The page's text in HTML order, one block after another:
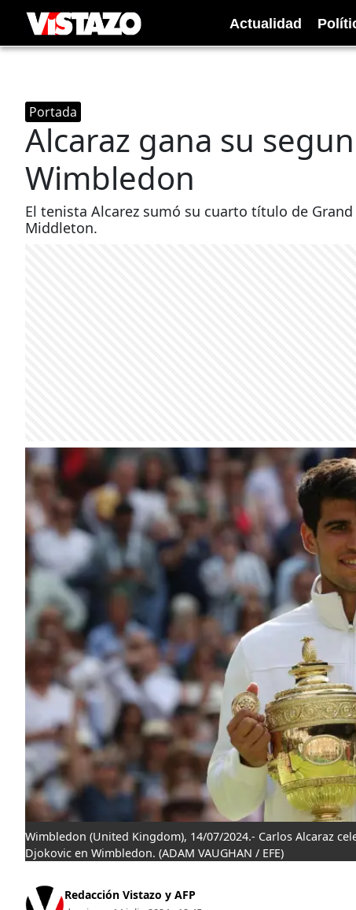
Actualidad
Portada
Alcaraz gana su
Wimbledon
El tenista Alcarez sumó su cuarto título de
Middleton.
Wimbledon (United Kingdom), 14/07/2024.- Carlos Alcaraz
Djokovic en Wimbledon. (ADAM VAUGHAN / EFE)
Redacción Vistazo y AFP